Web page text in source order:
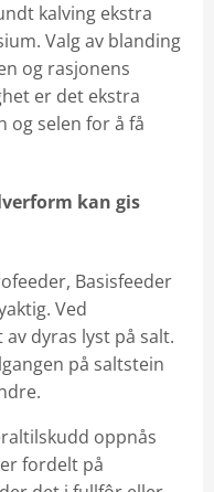
kalving ekstra
Valg av blanding
og rasjonens
er det ekstra
og selen for å få
kan gis
Basisfeeder
Ved
dyras lyst på salt.
på saltstein
oppnås
fordelt på